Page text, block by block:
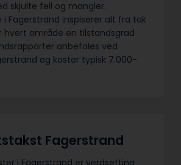
skjulte feil og mangler.
Fagerstrand inspiserer alt fra tak
hvert område en tilstandsgrad
anbefales ved
og koster typisk 7.000-
Fagerstrand